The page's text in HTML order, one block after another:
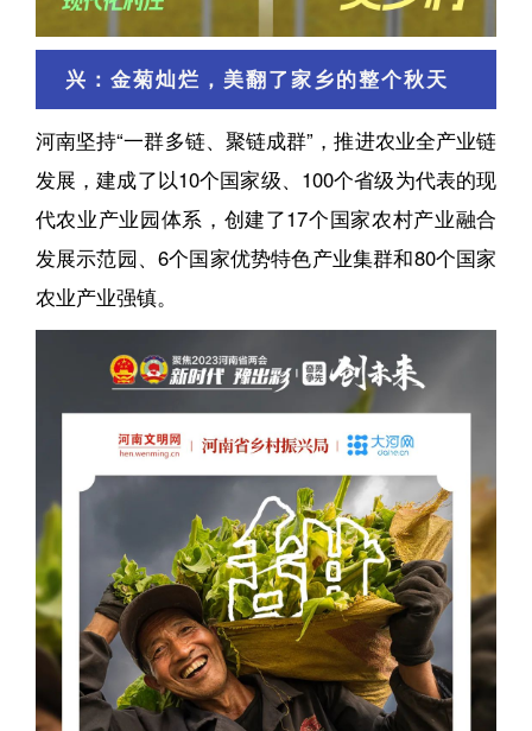
兴：金菊灿烂，美翻了家乡的整个秋天
河南坚持“一群多链、聚链成群”，推进农业全产业链
发展，建成了以10个国家级、100个省级为代表的现
代农业产业园体系，创建了17个国家农村产业融合
发展示范园、6个国家优势特色产业集群和80个国家
农业产业强镇。